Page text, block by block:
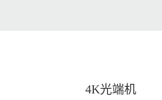
4K光端机